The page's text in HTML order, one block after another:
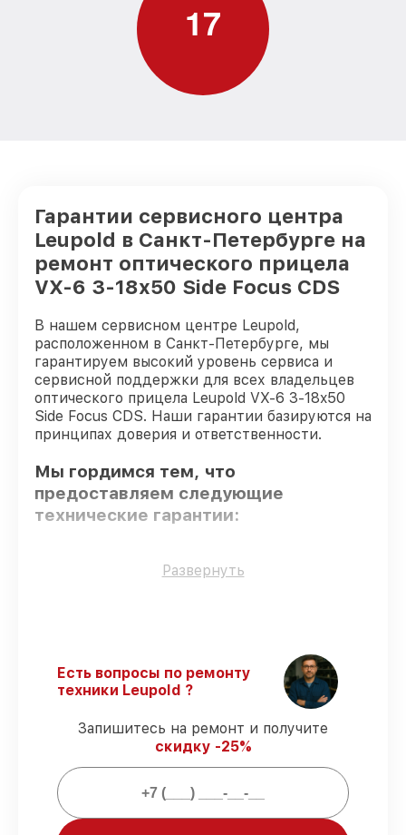
17
Гарантии сервисного центра
Leupold в Санкт-Петербурге на
ремонт оптического прицела
VX-6 3-18x50 Side Focus CDS
В нашем сервисном центре Leupold,
расположенном в Санкт-Петербурге, мы
гарантируем высокий уровень сервиса и
сервисной поддержки для всех владельцев
оптического прицела Leupold VX-6 3-18x50
Side Focus CDS. Наши гарантии базируются на
принципах доверия и ответственности.
Мы гордимся тем, что
предоставляем следующие
технические гарантии:
Оригинальные детали– только
гарантируем завершение работ без
задержек.
обслуживаем оптических прицелов
всегда со строгим соблюдением
гарантийных обязательств.
Мы гарантируем:
Развернуть
Есть вопросы по ремонту
техники Leupold ?
Запишитесь на ремонт и получите
скидку -25%